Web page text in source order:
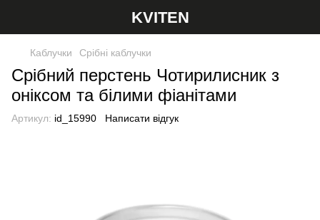
KVITEN
Каблучки Срібні каблучки
Срібний перстень Чотирилисник з
оніксом та білими фіанітами
Артикул: id_15990 Написати відгук